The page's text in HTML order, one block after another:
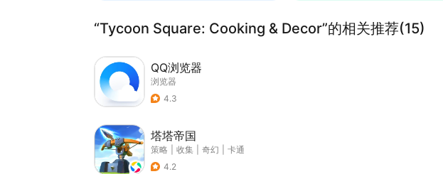
“Tycoon Square: Cooking & Decor”的相关推荐(15)
QQ浏览器
浏览器
4.3
塔塔帝国
策略 收集 奇幻
卡通
4.2